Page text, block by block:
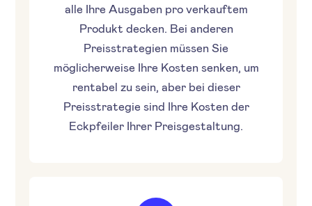
alle Ihre Ausgaben pro verkauftem
Produkt decken. Bei anderen
Preisstrategien müssen Sie
möglicherweise Ihre Kosten senken, um
rentabel zu sein, aber bei dieser
Preisstrategie sind Ihre Kosten der
Eckpfeiler Ihrer Preisgestaltung.